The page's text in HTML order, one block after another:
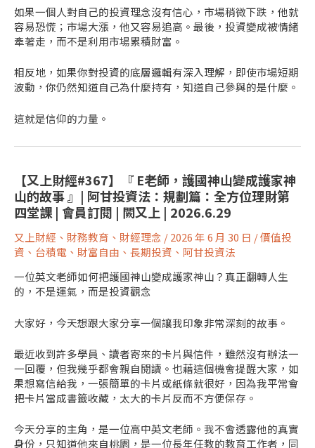
如果一個人對自己的投資理念沒有信心，市場稍微下跌，他就
容易恐慌；市場大漲，他又容易追高。最後，投資變成被情緒
牽著走，而不是利用市場累積財富。
相反地，如果你對投資的底層邏輯有深入理解，即使市場短期
波動，你仍然知道自己為什麼持有，知道自己參與的是什麼。
這就是信仰的力量。
【又上財經#367】『 E老師，護國神山變成護家神
山的故事 』| 阿甘投資法：規劃篇：全方位理財第
四堂課 | 會員訂閱 | 闕又上 | 2026.6.29
又上財經 、 財務教育 、 財經理念 /2026 年 6 月 30 日 /價值投
資 、 台積電 、 財富自由 、 長期投資 、 阿甘投資法
一位英文老師如何把護國神山變成護家神山？真正翻轉人生
的，不是運氣，而是投資觀念
大家好，今天想跟大家分享一個讓我印象非常深刻的故事。
最近收到許多學員、讀者寄來的卡片與信件，雖然沒有辦法一
一回覆，但我幾乎都會親自閱讀。也藉這個機會提醒大家，如
果想寫信給我，一張簡單的卡片或紙條就很好，因為我平常會
把卡片當成書籤收藏，太大的卡片反而不方便保存。
今天分享的主角，是一位高中英文老師。我不會透露他的真實
身份，只知道他來自桃園，是一位長年任教的教育工作者，同